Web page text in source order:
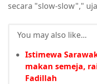
secara "slow-slow","
You may also like...
Istimewa
makan semeja,
Fadillah